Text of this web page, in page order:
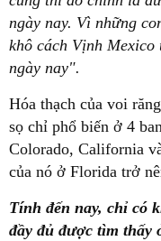
ngày nay. Vì những
khô cách Vịnh
ngày nay".
Hóa thạch của voi
sọ chỉ phổ biến ở 4
Colorado, California
của nó ở Florida trở
Tính đến nay, chỉ có
đầy đủ được tìm thấy